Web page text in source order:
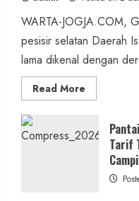
admin Posted on
ASI Lancar, Ibu
Puskesmas
Pendampingan
WARTA-JOGJA.COM,
pesisir selatan Daerah
lama dikenal dengan
Read More
more
ROCK
Hadirkan
Konsep
Baru,
Padukan
Tarif